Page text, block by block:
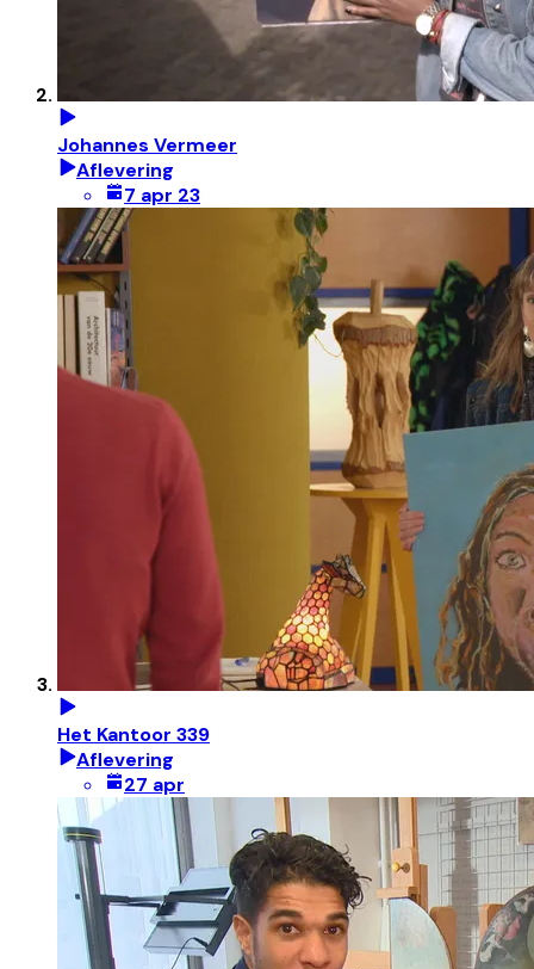
Johannes Vermeer
Aflevering
7 apr 23
Het Kantoor 339
Aflevering
27 apr